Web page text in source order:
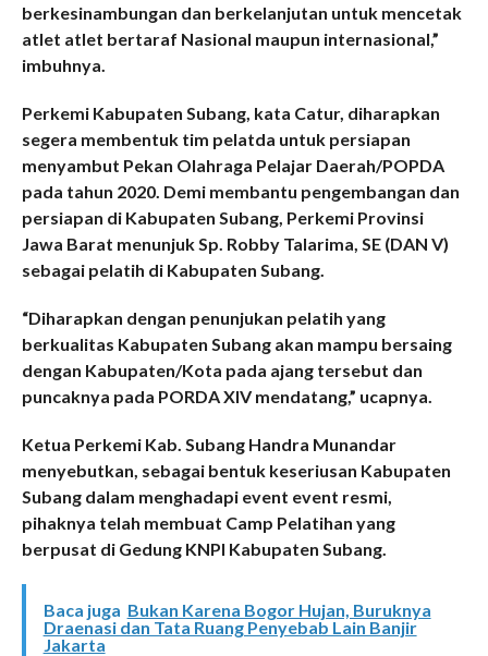
berkesinambungan dan berkelanjutan untuk mencetak
atlet atlet bertaraf Nasional maupun internasional,”
imbuhnya.
Perkemi Kabupaten Subang, kata Catur, diharapkan
segera membentuk tim pelatda untuk persiapan
menyambut Pekan Olahraga Pelajar Daerah/POPDA
pada tahun 2020. Demi membantu pengembangan dan
persiapan di Kabupaten Subang, Perkemi Provinsi
Jawa Barat menunjuk Sp. Robby Talarima, SE (DAN V)
sebagai pelatih di Kabupaten Subang.
“Diharapkan dengan penunjukan pelatih yang
berkualitas Kabupaten Subang akan mampu bersaing
dengan Kabupaten/Kota pada ajang tersebut dan
puncaknya pada PORDA XIV mendatang,” ucapnya.
Ketua Perkemi Kab. Subang Handra Munandar
menyebutkan, sebagai bentuk keseriusan Kabupaten
Subang dalam menghadapi event event resmi,
pihaknya telah membuat Camp Pelatihan yang
berpusat di Gedung KNPI Kabupaten Subang.
Baca juga Bukan Karena Bogor Hujan, Buruknya
Draenasi dan Tata Ruang Penyebab Lain Banjir
Jakarta